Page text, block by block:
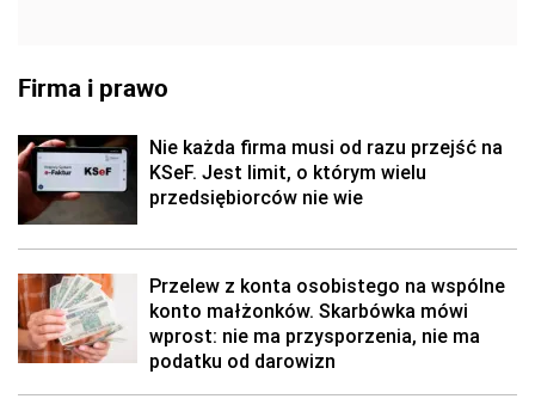
Firma i prawo
Nie każda firma musi od razu przejść na
KSeF. Jest limit, o którym wielu
przedsiębiorców nie wie
Przelew z konta osobistego na wspólne
konto małżonków. Skarbówka mówi
wprost: nie ma przysporzenia, nie ma
podatku od darowizn